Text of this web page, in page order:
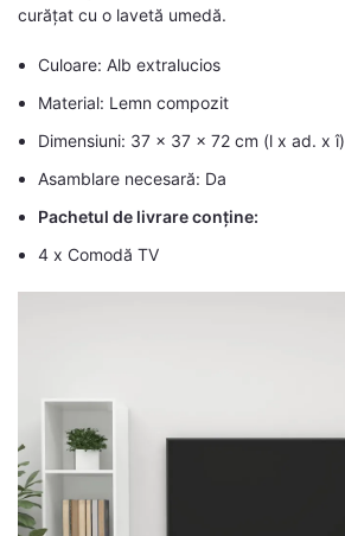
curățat cu o lavetă umedă.
Culoare: Alb extralucios
Material: Lemn compozit
Dimensiuni: 37 x 37 x 72 cm (l x ad. x î)
Asamblare necesară: Da
Pachetul de livrare conține:
4 x Comodă TV